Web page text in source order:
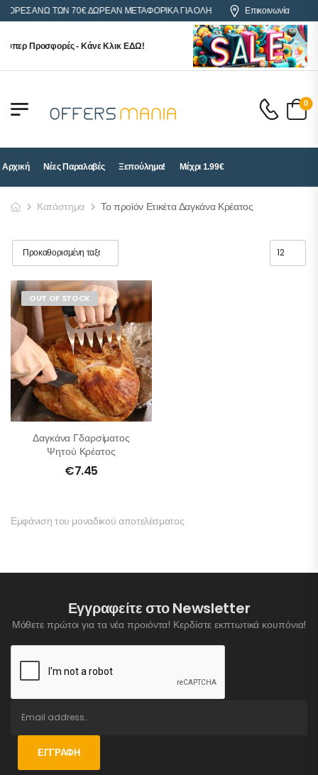
ΑΝΩ ΤΩΝ 70€ ΔΩΡΕΑΝ ΜΕΤΑΦΟΡΙΚΑ ΓΙΑ ΟΛΗ ΤΗΝ ΕΛΛΑΔΑΕπικοινωνία
Προσφορές - Κάνε Κλικ ΕΔΩ!
0
Αρχική Νέες Παραλαβές Ξεπούλημα! Μέχρι 1.99€
Κατάστημα Το προϊόν Ετικέτα Δαγκάνα Κρέατος
OUT OF STOCK
Δαγκάνα Γδαρσίματος
Ψητού Κρέατος
€7.45
Εμφάνιση του μοναδικού αποτελέσματος
Εγγραφείτε στο Newsletter
Μάθετε πρώτοι για τα νέα προιόντα! Κερδίστε εκπτωτικά κουπόνια!
ΕΓΓΡΑΦΉ